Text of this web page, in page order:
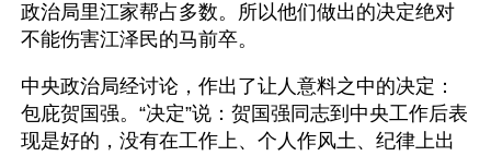
政治局里江家帮占多数。所以他们做出的决定绝对
不能伤害江泽民的马前卒。
中央政治局经讨论，作出了让人意料之中的决定：
包庇贺国强。“决定”说：贺国强同志到中央工作后表
现是好的，没有在工作上、个人作风土、纪律上出